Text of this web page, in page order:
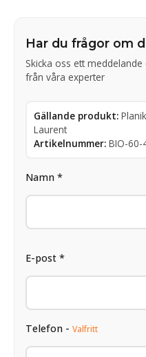
Har du frågor om
Skicka oss ett
från våra experter
Gällande produkt:
Laurent
Artikelnummer: BIO-60-
Namn *
E-post *
Telefon - Valfritt